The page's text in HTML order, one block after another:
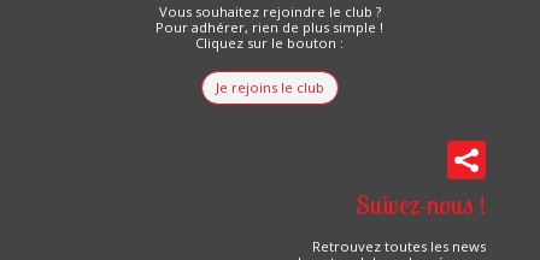
Vous souhaitez rejoindre le club ?
Pour adhérer, rien de plus simple !
Cliquez sur le bouton :
Je rejoins le club

Suivez-nous !
Retrouvez toutes les news